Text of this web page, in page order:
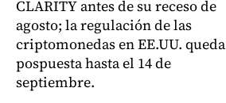
CLARITY antes de su receso de
agosto; la regulación de las
criptomonedas en EE.UU. queda
pospuesta hasta el 14 de
septiembre.